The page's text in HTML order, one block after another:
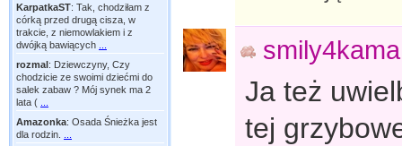
KarpatkaST: Tak, chodziłam z
córką przed drugą cisza, w
trakcie, z niemowlakiem i z
dwójką bawiących
rozmal: Dziewczyny, Czy
chodzicie ze swoimi dziećmi do
salek zabaw ? Mój synek ma 2
lata (
Amazonka: Osada Śnieżka jest
dla rodzin.
smily4kama
Ja też
tej